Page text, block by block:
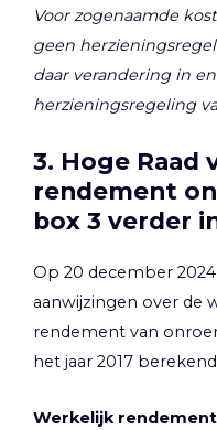
Voor zogenaamde
geen
daar verandering in
herzieningsregeling
3. Hoge
rendement
box 3 verder
Op 20 december
aanwijzingen over de
rendement van
het jaar 2017
Werkelijk rendement